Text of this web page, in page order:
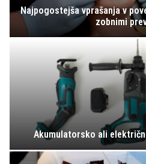
Najpogostejša vprašanja v
zobnimi
Akumulatorsko ali